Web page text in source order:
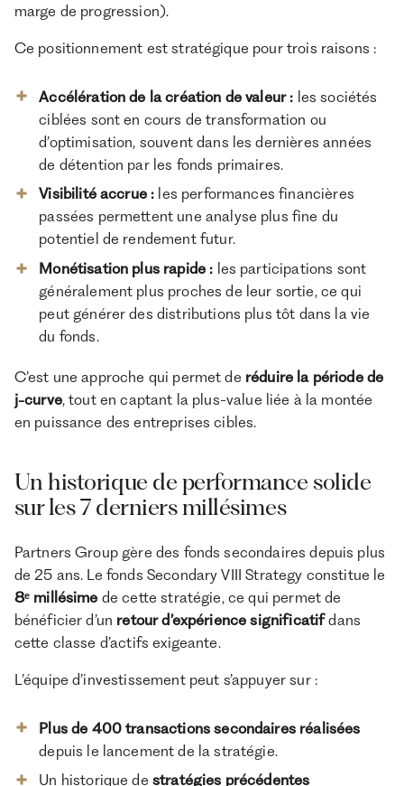
marge de progression).
Ce positionnement est stratégique pour trois raisons :
Accélération de la création de valeur : les sociétés
ciblées sont en cours de transformation ou
d’optimisation, souvent dans les dernières années
de détention par les fonds primaires.
Visibilité accrue : les performances financières
passées permettent une analyse plus fine du
potentiel de rendement futur.
Monétisation plus rapide : les participations sont
généralement plus proches de leur sortie, ce qui
peut générer des distributions plus tôt dans la vie
du fonds.
C’est une approche qui permet de réduire la période de
j-curve, tout en captant la plus-value liée à la montée
en puissance des entreprises cibles.
Un historique de performance solide
sur les 7 derniers millésimes
Partners Group gère des fonds secondaires depuis plus
de 25 ans. Le fonds Secondary VIII Strategy constitue le
8ᵉ millésime de cette stratégie, ce qui permet de
bénéficier d’un retour d’expérience significatifdans
cette classe d’actifs exigeante.
L’équipe d’investissement peut s’appuyer sur :
Plus de 400 transactions secondaires réalisées
depuis le lancement de la stratégie.
Un historique de stratégies précédentes